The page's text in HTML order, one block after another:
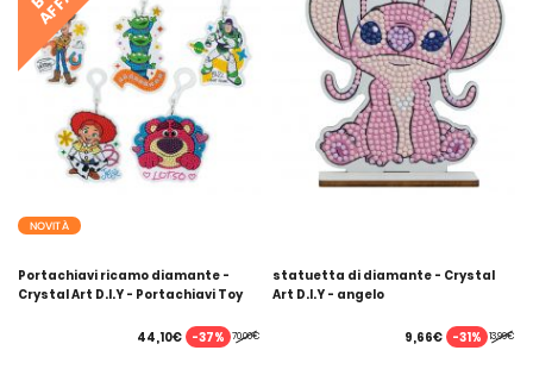
NOVITÀ
Portachiavi ricamo diamante -
Crystal Art D.I.Y - Portachiavi Toy
70,00€
44,10€ -37%
statuetta di diamante - Crystal
Art D.I.Y - angelo
13,99€
9,66€ -31%